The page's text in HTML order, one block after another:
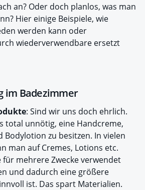
an? Oder doch planlos, was man
Hier einige Beispiele, wie
werden kann oder
wiederverwendbare ersetzt
im Badezimmer
: Sind wir uns doch ehrlich.
total unnötig, eine Handcreme,
Bodylotion zu besitzen. In vielen
man auf Cremes, Lotions etc.
für mehrere Zwecke verwendet
und dadurch eine größere
ist. Das spart Materialien.